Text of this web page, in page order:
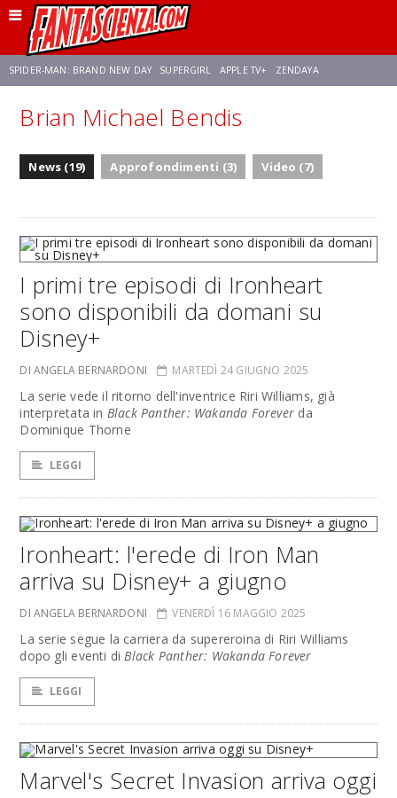
SPIDER-MAN: BRAND NEW DAY SUPERGIRL APPLE TV+ ZENDAYA
FRANCO RICCIARDIELLO AVENGERS: DOOMSDAY
Brian Michael Bendis
News (19) Approfondimenti (3) Video (7)
I primi tre episodi di Ironheart
sono disponibili da domani su
Disney+
DI ANGELA BERNARDONI MARTEDÌ 24 GIUGNO 2025
La serie vede il ritorno dell'inventrice Riri Williams, già
interpretata in Black Panther: Wakanda Forever da
Dominique Thorne
LEGGI
Ironheart: l'erede di Iron Man
arriva su Disney+ a giugno
DI ANGELA BERNARDONI VENERDÌ 16 MAGGIO 2025
La serie segue la carriera da supereroina di Riri Williams
dopo gli eventi diBlack Panther: Wakanda Forever
LEGGI
Marvel's Secret Invasion arriva oggi